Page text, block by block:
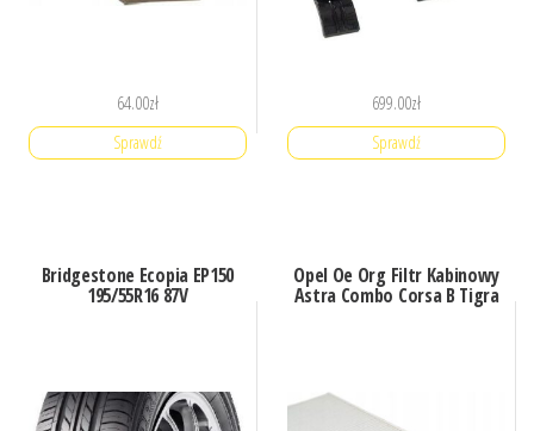
64.00zł
Sprawdź
699.00zł
Sprawdź
Bridgestone Ecopia EP150
195/55R16 87V
Opel Oe Org Filtr Kabinowy
Astra Combo Corsa B Tigra